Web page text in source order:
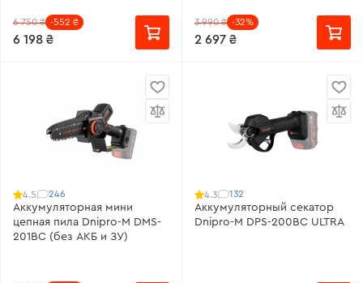
6 750 ₴ -552 ₴
6 198 ₴
3 990 ₴ -32%
2 697 ₴
4.5 246
Аккумуляторная мини
цепная пила Dnipro-M DMS-
201BC (без АКБ и ЗУ)
4.3 132
Аккумуляторный секатор
Dnipro-M DPS-200BC ULTRA